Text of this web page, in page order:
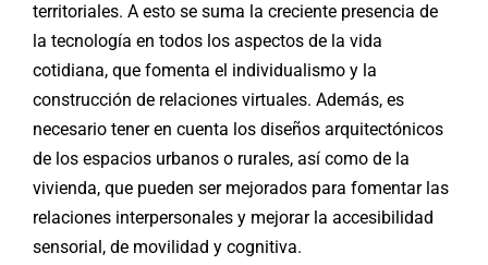
territoriales. A esto se suma la creciente presencia de
la tecnología en todos los aspectos de la vida
cotidiana, que fomenta el individualismo y la
construcción de relaciones virtuales. Además, es
necesario tener en cuenta los diseños arquitectónicos
de los espacios urbanos o rurales, así como de la
vivienda, que pueden ser mejorados para fomentar las
relaciones interpersonales y mejorar la accesibilidad
sensorial, de movilidad y cognitiva.